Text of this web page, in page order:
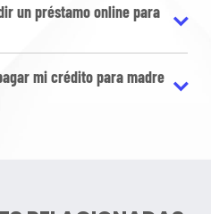
un préstamo online para
mi crédito para madre